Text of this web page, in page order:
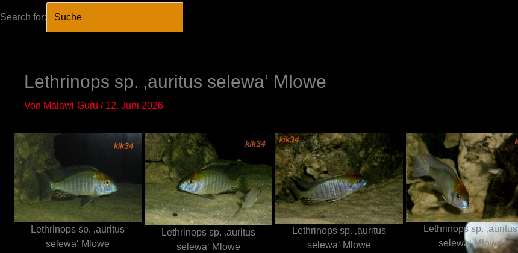
Search for:
Lethrinops sp. ‚auritus selewa‘ Mlowe
Von Malawi-Guru / 12. Juni 2026
Lethrinops sp. ‚auritus
selewa‘ Mlowe
Lethrinops sp. ‚auritus
selewa‘ Mlowe
Lethrinops sp. ‚auritus
selewa‘ Mlowe
Lethrinops sp. ‚auritus
selewa‘ Mlowe